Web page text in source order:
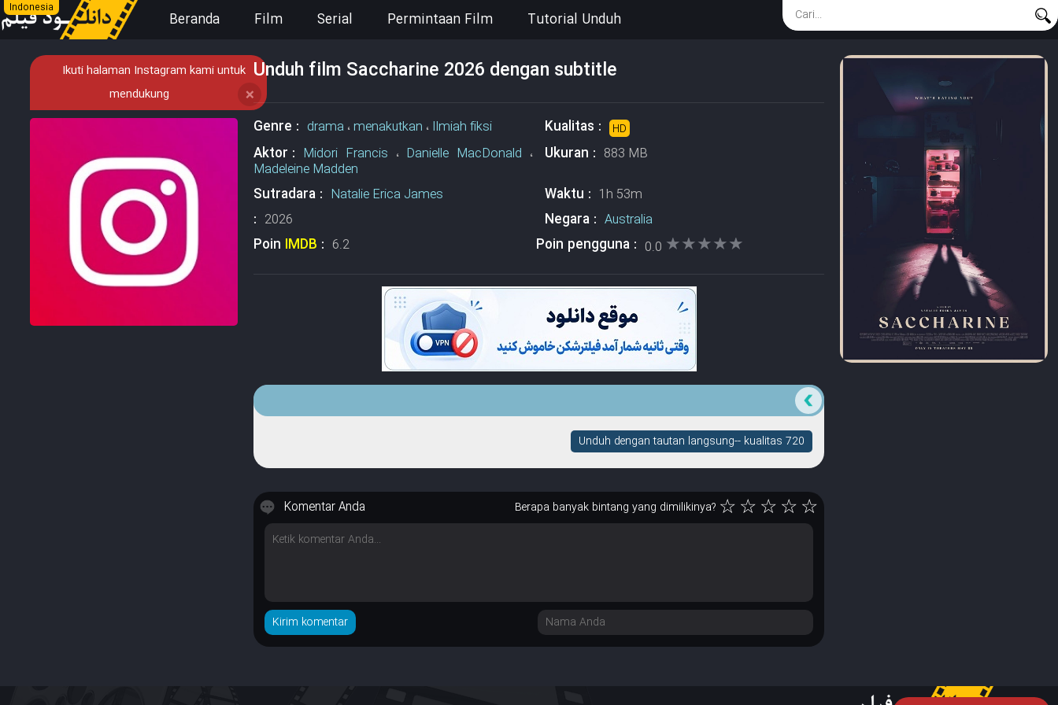
Indonesia
Beranda Film Serial Permintaan Film Tutorial Unduh
Ikuti halaman Instagram kami untuk
mendukung
❌
Unduh film Saccharine 2026 dengan subtitle
Genre : drama ،menakutkan ، Ilmiah fiksi Kualitas : HD
Aktor : Midori Francis ، Danielle MacDonald ،
Madeleine Madden
Ukuran : 883 MB
Sutradara : Natalie Erica James Waktu : 1h 53m
: 2026 Negara : Australia
Poin IMDB : 6.2 Poin pengguna : 0.0 ★★★★★
★★★★★
Unduh dengan tautan langsung-- kualitas 720
Komentar Anda Berapa banyak bintang yang dimilikinya? ☆☆☆☆☆